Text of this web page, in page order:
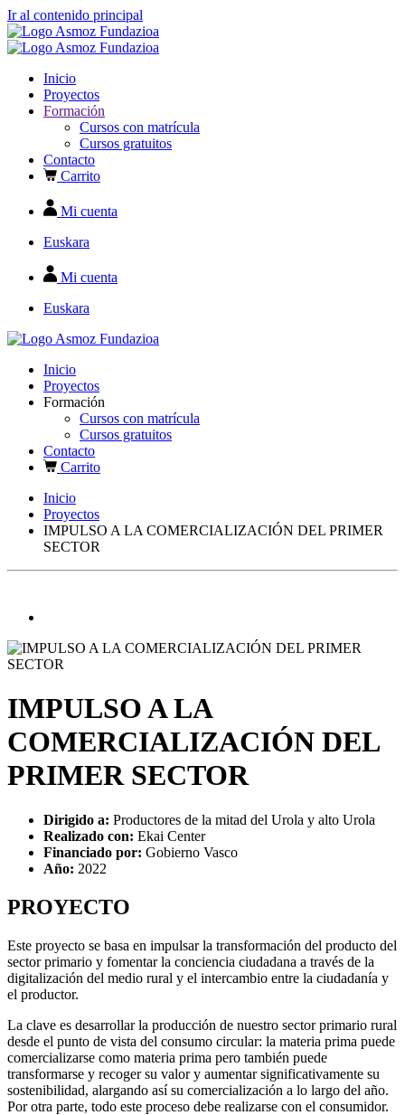
Ir al contenido principal
Inicio
Proyectos
Formación
Cursos con matrícula
Cursos gratuitos
Contacto
Carrito
Mi cuenta
Euskara
Mi cuenta
Euskara
Inicio
Proyectos
Formación
Cursos con matrícula
Cursos gratuitos
Contacto
Carrito
Inicio
Proyectos
IMPULSO A LA COMERCIALIZACIÓN DEL PRIMER
SECTOR
IMPULSO A LA
COMERCIALIZACIÓN DEL
PRIMER SECTOR
Dirigido a: Productores de la mitad del Urola y alto Urola
Realizado con: Ekai Center
Financiado por: Gobierno Vasco
Año: 2022
PROYECTO
Este proyecto se basa en impulsar la transformación del producto del
sector primario y fomentar la conciencia ciudadana a través de la
digitalización del medio rural y el intercambio entre la ciudadanía y
el productor.
La clave es desarrollar la producción de nuestro sector primario rural
desde el punto de vista del consumo circular: la materia prima puede
comercializarse como materia prima pero también puede
transformarse y recoger su valor y aumentar significativamente su
sostenibilidad, alargando así su comercialización a lo largo del año.
Por otra parte, todo este proceso debe realizarse con el consumidor.